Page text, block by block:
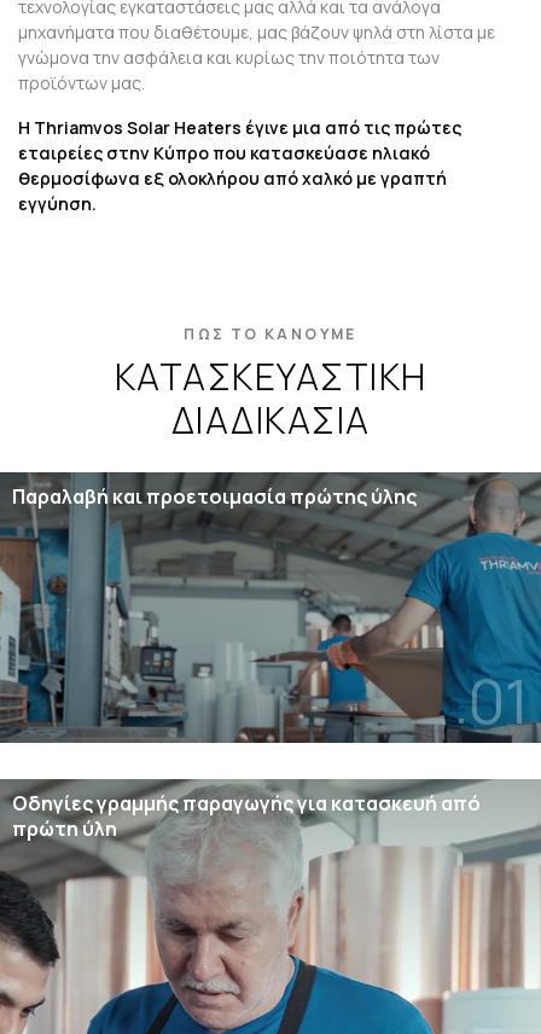
τεχνολογίας εγκαταστάσεις μας αλλά και τα ανάλογα
μηχανήματα που διαθέτουμε, μας βάζουν ψηλά στη λίστα με
γνώμονα την ασφάλεια και κυρίως την ποιότητα των
προϊόντων μας.
Η Thriamvos Solar Heaters έγινε μια από τις πρώτες
εταιρείες στην Κύπρο που κατασκεύασε ηλιακό
θερμοσίφωνα εξ ολοκλήρου από χαλκό με γραπτή
εγγύηση.
ΠΩΣ ΤΟ ΚΑΝΟΥΜΕ
ΚΑΤΑΣΚΕΥΑΣΤΙΚΗ
ΔΙΑΔΙΚΑΣΙΑ
Παραλαβή και προετοιμασία πρώτης ύλης
.01
Οδηγίες γραμμής παραγωγής για κατασκευή από
πρώτη ύλη